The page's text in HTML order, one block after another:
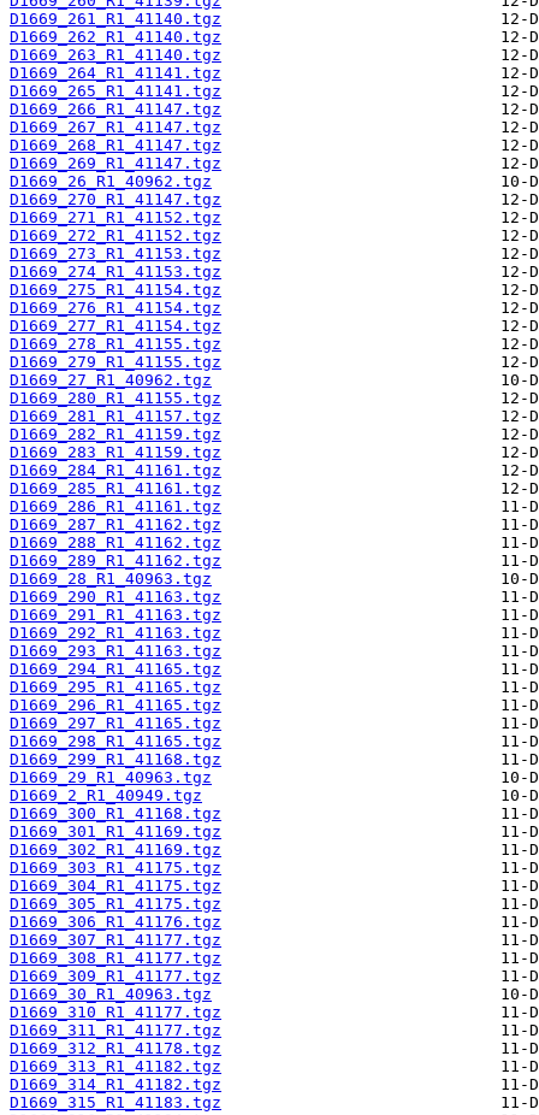
D1669_261_R1_41140.tgz
D1669_262_R1_41140.tgz
D1669_263_R1_41140.tgz
D1669_264_R1_41141.tgz
D1669_265_R1_41141.tgz
D1669_266_R1_41147.tgz
D1669_267_R1_41147.tgz
D1669_268_R1_41147.tgz
D1669_269_R1_41147.tgz
D1669_26_R1_40962.tgz
D1669_270_R1_41147.tgz
D1669_271_R1_41152.tgz
D1669_272_R1_41152.tgz
D1669_273_R1_41153.tgz
D1669_274_R1_41153.tgz
D1669_275_R1_41154.tgz
D1669_276_R1_41154.tgz
D1669_277_R1_41154.tgz
D1669_278_R1_41155.tgz
D1669_279_R1_41155.tgz
D1669_27_R1_40962.tgz
D1669_280_R1_41155.tgz
D1669_281_R1_41157.tgz
D1669_282_R1_41159.tgz
D1669_283_R1_41159.tgz
D1669_284_R1_41161.tgz
D1669_285_R1_41161.tgz
D1669_286_R1_41161.tgz
D1669_287_R1_41162.tgz
D1669_288_R1_41162.tgz
D1669_289_R1_41162.tgz
D1669_28_R1_40963.tgz
D1669_290_R1_41163.tgz
D1669_291_R1_41163.tgz
D1669_292_R1_41163.tgz
D1669_293_R1_41163.tgz
D1669_294_R1_41165.tgz
D1669_295_R1_41165.tgz
D1669_296_R1_41165.tgz
D1669_297_R1_41165.tgz
D1669_298_R1_41165.tgz
D1669_299_R1_41168.tgz
D1669_29_R1_40963.tgz
D1669_2_R1_40949.tgz
D1669_300_R1_41168.tgz
D1669_301_R1_41169.tgz
D1669_302_R1_41169.tgz
D1669_303_R1_41175.tgz
D1669_304_R1_41175.tgz
D1669_305_R1_41175.tgz
D1669_306_R1_41176.tgz
D1669_307_R1_41177.tgz
D1669_308_R1_41177.tgz
D1669_309_R1_41177.tgz
D1669_30_R1_40963.tgz
D1669_310_R1_41177.tgz
D1669_311_R1_41177.tgz
D1669_312_R1_41178.tgz
D1669_313_R1_41182.tgz
D1669_314_R1_41182.tgz
D1669_315_R1_41183.tgz